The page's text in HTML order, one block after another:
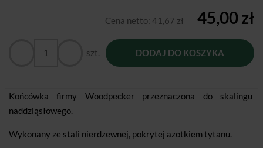
Cena netto: 41,67 zł 45,00 zł
szt. DODAJ DO KOSZYKA
Końcówka firmy Woodpecker przeznaczona do skalingu
naddziąsłowego.
Wykonany ze stali nierdzewnej, pokrytej azotkiem tytanu.